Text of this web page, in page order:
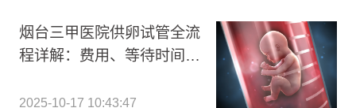
烟台三甲医院供卵试管全流
程详解：费用、等待时间及
2025-10-17 10:43:47